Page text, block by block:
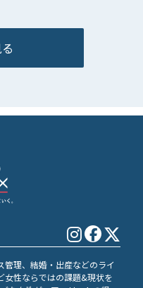
理、結婚・出産などのライ
女性ならではの課題&現状を